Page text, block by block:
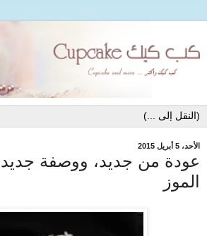
الأحد، 5 أبريل 2015
عودة من جديد، ووصفة
الموز